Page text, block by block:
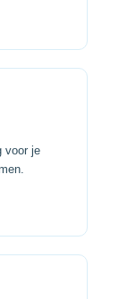
voor je